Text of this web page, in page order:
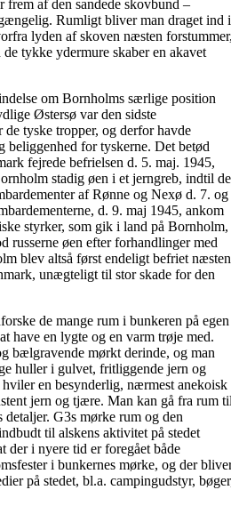
frem af den sandede skovbund –
Rumligt bliver man draget ind i
lyden af skoven næsten
tykke ydermure skaber en akavet
om Bornholms særlige position
Østersø var den sidste
tyske tropper, og derfor havde
beliggenhed for tyskerne. Det betød
fejrede befrielsen d. 5. maj. 1945,
stadig øen i et jerngreb, ind­til de
af Rønne og Nexø d. 7. og
d. 9. maj 1945, ankom
styrker, som gik i land på Bornholm,
russerne øen efter forhandlinger med
blev altså først endeligt befriet næsten
unægteligt til stor skade for den
de mange rum i bunkeren på egen
have en lygte og en varm trøje med.
bælgravende mørkt derinde, og man
huller i gulvet, fritliggende jern og
en besynderlig, nærmest anekoisk
jern og tjære. Man kan gå fra rum
detaljer. G3s mørke rum og den
til alskens aktivitet på stedet
der i nyere tid er foregået både
i bunkernes mørke, og der
på stedet, bl.a. campingudstyr,